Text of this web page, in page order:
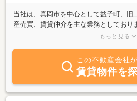
当社は、真岡市を中心として益子町、旧
産売買、賃貸仲介を主な業務としており
い」「貸したい、借りたい」はぜひ(株)
ご提案させていただきます。大手不動産
サービスでお客様をサポートします。ど
せ、ご連絡ください。心よりお待ちして
もっと見る
この不動産会社
賃貸物件を